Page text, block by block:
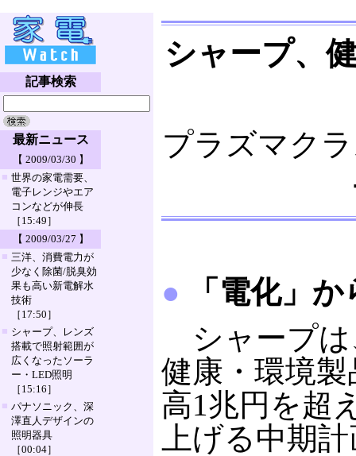
記事検索
最新ニュース
【 2009/03/30 】
■ 世界の家電需要、
電子レンジやエア
コンなどが伸長
［15:49］
【 2009/03/27 】
■ 三洋、消費電力が
少なく除菌/脱臭効
果も高い新電解水
技術
［17:50］
■ シャープ、レンズ
搭載で照射範囲が
広くなったソーラ
ー・LED照明
［15:16］
■ パナソニック、深
澤直人デザインの
照明器具
［00:04］
シャープ、
プラズマク
● 「電化」
シャープは
健康・環境
高1兆円を超
上げる中期